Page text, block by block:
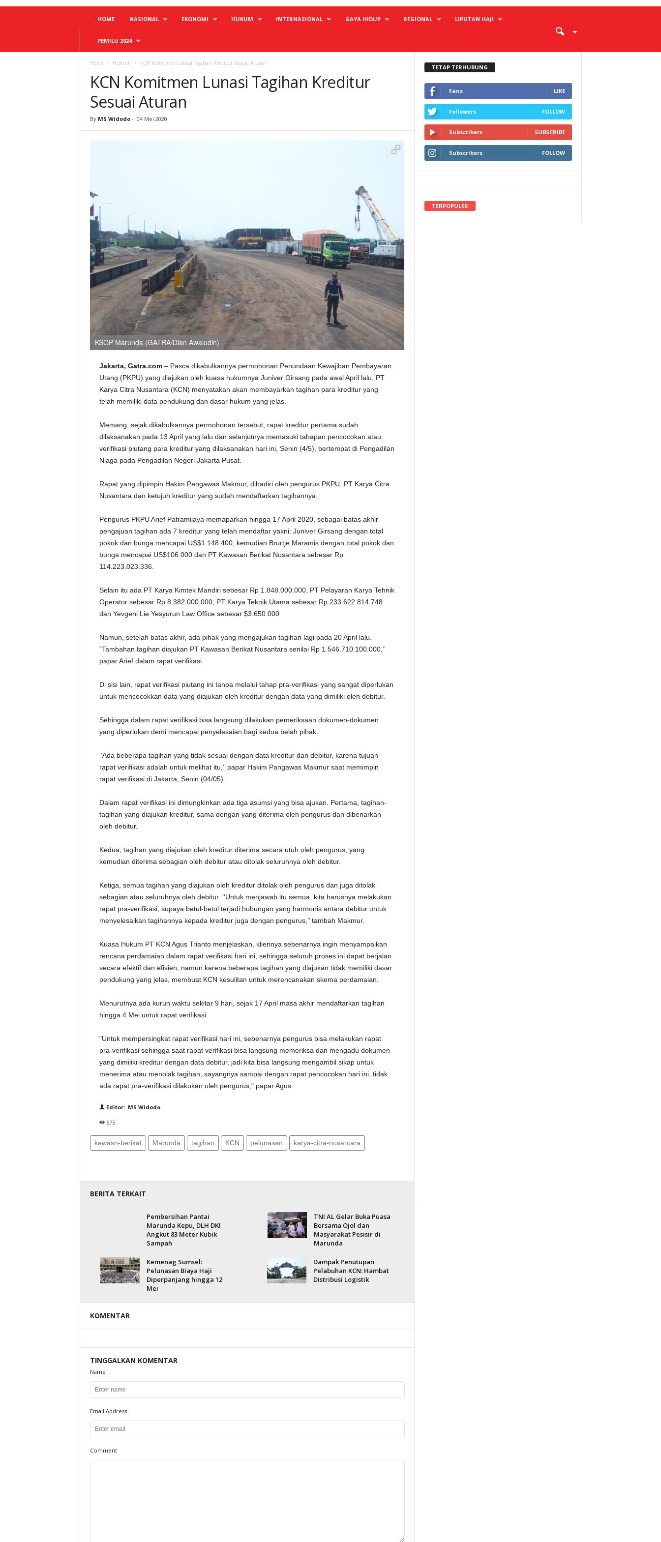
HOME NASIONAL EKONOMI HUKUM INTERNASIONAL GAYA HIDUP REGIONAL LIPUTAN HAJI
PEMILU 2024
Home Hukum KCN Komitmen Lunasi Tagihan Kreditur Sesuai Aturan
KCN Komitmen Lunasi Tagihan Kreditur
Sesuai Aturan
By MS Widodo - 04 Mei 2020
KSOP Marunda (GATRA/Dian Awaludin)
Jakarta, Gatra.com– Pasca dikabulkannya permohonan Penundaan Kewajiban Pembayaran
Utang (PKPU) yang diajukan oleh kuasa hukumnya Juniver Girsang pada awal April lalu, PT
Karya Citra Nusantara (KCN) menyatakan akan membayarkan tagihan para kreditur yang
telah memiliki data pendukung dan dasar hukum yang jelas.
Memang, sejak dikabulkannya permohonan tersebut, rapat kreditur pertama sudah
dilaksanakan pada 13 April yang lalu dan selanjutnya memasuki tahapan pencocokan atau
verifikasi piutang para kreditur yang dilaksanakan hari ini, Senin (4/5), bertempat di Pengadilan
Niaga pada Pengadilan Negeri Jakarta Pusat.
Rapat yang dipimpin Hakim Pengawas Makmur, dihadiri oleh pengurus PKPU, PT Karya Citra
Nusantara dan ketujuh kreditur yang sudah mendaftarkan tagihannya.
Pengurus PKPU Arief Patramijaya memaparkan hingga 17 April 2020, sebagai batas akhir
pengajuan tagihan ada 7 kreditur yang telah mendaftar yakni: Juniver Girsang dengan total
pokok dan bunga mencapai US$1.148.400, kemudian Brurtje Maramis dengan total pokok dan
bunga mencapai US$106.000 dan PT Kawasan Berikat Nusantara sebesar Rp
114.223.023.336.
Selain itu ada PT Karya Kimtek Mandiri sebesar Rp 1.848.000.000, PT Pelayaran Karya Tehnik
Operator sebesar Rp 8.382.000.000, PT Karya Teknik Utama sebesar Rp 233.622.814.748
dan Yevgeni Lie Yesyurun Law Office sebesar $3.650.000
Namun, setelah batas akhir, ada pihak yang mengajukan tagihan lagi pada 20 April lalu.
"Tambahan tagihan diajukan PT Kawasan Berikat Nusantara senilai Rp 1.546.710.100.000,’’
papar Arief dalam rapat verifikasi.
Di sisi lain, rapat verifikasi piutang ini tanpa melalui tahap pra-verifikasi yang sangat diperlukan
untuk mencocokkan data yang diajukan oleh kreditur dengan data yang dimiliki oleh debitur.
Sehingga dalam rapat verifikasi bisa langsung dilakukan pemeriksaan dokumen-dokumen
yang diperlukan demi mencapai penyelesaian bagi kedua belah pihak.
‘’Ada beberapa tagihan yang tidak sesuai dengan data kreditur dan debitur, karena tujuan
rapat verifikasi adalah untuk melihat itu,’’ papar Hakim Pangawas Makmur saat memimpin
rapat verifikasi di Jakarta, Senin (04/05).
Dalam rapat verifikasi ini dimungkinkan ada tiga asumsi yang bisa ajukan. Pertama, tagihan-
tagihan yang diajukan kreditur, sama dengan yang diterima oleh pengurus dan dibenarkan
oleh debitur.
Kedua, tagihan yang diajukan oleh kreditur diterima secara utuh oleh pengurus, yang
kemudian diterima sebagian oleh debitur atau ditolak seluruhnya oleh debitur.
Ketiga, semua tagihan yang diajukan oleh kreditur ditolak oleh pengurus dan juga ditolak
sebagian atau seluruhnya oleh debitur. ‘’Untuk menjawab itu semua, kita harusnya melakukan
rapat pra-verifikasi, supaya betul-betul terjadi hubungan yang harmonis antara debitur untuk
menyelesaikan tagihannya kepada kreditur juga dengan pengurus,’’ tambah Makmur.
Kuasa Hukum PT KCN Agus Trianto menjelaskan, kliennya sebenarnya ingin menyampaikan
rencana perdamaian dalam rapat verifikasi hari ini, sehingga seluruh proses ini dapat berjalan
secara efektif dan efisien, namun karena beberapa tagihan yang diajukan tidak memiliki dasar
pendukung yang jelas, membuat KCN kesulitan untuk merencanakan skema perdamaian.
Menurutnya ada kurun waktu sekitar 9 hari, sejak 17 April masa akhir mendaftarkan tagihan
hingga 4 Mei untuk rapat verifikasi.
"Untuk mempersingkat rapat verifikasi hari ini, sebenarnya pengurus bisa melakukan rapat
pra-verifikasi sehingga saat rapat verifikasi bisa langsung memeriksa dan mengadu dokumen
yang dimiliki kreditur dengan data debitur, jadi kita bisa langsung mengambil sikap untuk
menerima atau menolak tagihan, sayangnya sampai dengan rapat pencocokan hari ini, tidak
ada rapat pra-verifikasi dilakukan oleh pengurus," papar Agus.
Editor: MS Widodo
675
kawasn-berikat Marunda tagihan KCN pelunasan karya-citra-nusantara
BERITA TERKAIT
Pembersihan Pantai
Marunda Kepu, DLH DKI
Angkut 83 Meter Kubik
Sampah
TNI AL Gelar Buka Puasa
Bersama Ojol dan
Masyarakat Pesisir di
Marunda
Kemenag Sumsel:
Pelunasan Biaya Haji
Diperpanjang hingga 12
Mei
Dampak Penutupan
Pelabuhan KCN: Hambat
Distribusi Logistik
KOMENTAR
TINGGALKAN KOMENTAR
Name
Email Address
Comment
TETAP TERHUBUNG
Fans LIKE
Followers FOLLOW
Subscribers SUBSCRIBE
Subscribers FOLLOW